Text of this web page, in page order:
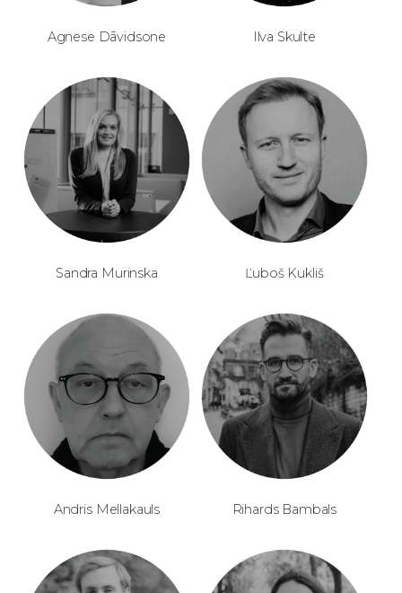
Agnese Dāvidsone Ilva Skulte
Sandra Murinska Ľuboš Kukliš
Andris Mellakauls Rihards Bambals